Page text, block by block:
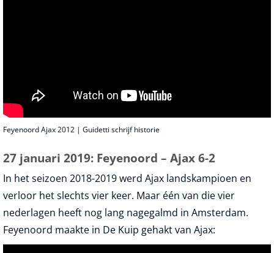
Feyenoord Ajax 2012 | Guidetti schrijf historie
27 januari 2019: Feyenoord – Ajax 6-2
In het seizoen 2018-2019 werd Ajax landskampioen en
verloor het slechts vier keer. Maar één van die vier
nederlagen heeft nog lang nagegalmd in Amsterdam.
Feyenoord maakte in De Kuip gehakt van Ajax: